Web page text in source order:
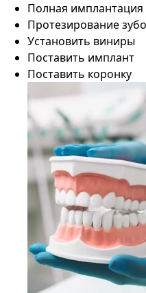
Полная имплантация
Протезирование
Установить виниры
Поставить имплант
Поставить коронку